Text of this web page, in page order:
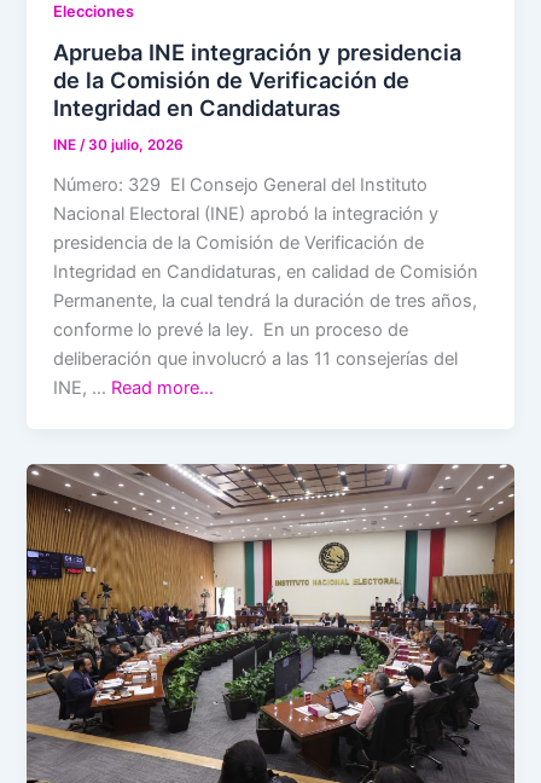
Elecciones
Aprueba INE integración y presidencia
de la Comisión de Verificación de
Integridad en Candidaturas
INE/30 julio, 2026
Número: 329 El Consejo General del Instituto
Nacional Electoral (INE) aprobó la integración y
presidencia de la Comisión de Verificación de
Integridad en Candidaturas, en calidad de Comisión
Permanente, la cual tendrá la duración de tres años,
conforme lo prevé la ley. En un proceso de
deliberación que involucró a las 11 consejerías del
INE, … Read more…